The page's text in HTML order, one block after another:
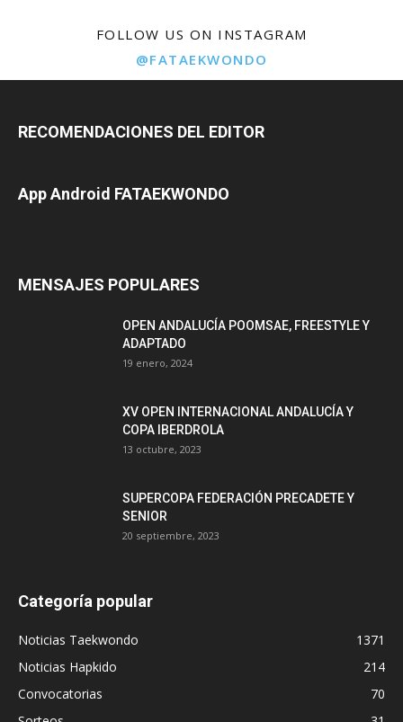
FOLLOW US ON INSTAGRAM
@FATAEKWONDO
RECOMENDACIONES DEL EDITOR
App Android FATAEKWONDO
MENSAJES POPULARES
OPEN ANDALUCÍA POOMSAE, FREESTYLE Y
ADAPTADO
19 enero, 2024
XV OPEN INTERNACIONAL ANDALUCÍA Y
COPA IBERDROLA
13 octubre, 2023
SUPERCOPA FEDERACIÓN PRECADETE Y
SENIOR
20 septiembre, 2023
Categoría popular
Noticias Taekwondo
1371
Noticias Hapkido
214
Convocatorias
70